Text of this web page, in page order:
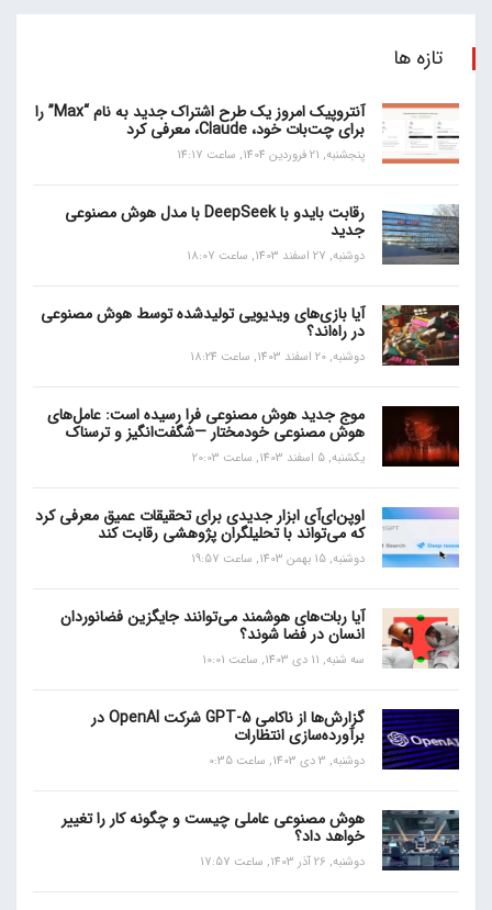
تازه ها
آنتروپیک امروز یک طرح اشتراک جدید به نام “Max” را
برای چت‌بات خود، Claude، معرفی کرد
پنجشنبه, 21 فروردین 1404, ساعت 14:17
رقابت بایدو با DeepSeek با مدل هوش مصنوعی
جدید
دوشنبه, 27 اسفند 1403, ساعت 18:07
آیا بازی‌های ویدیویی تولیدشده توسط هوش مصنوعی
در راه‌اند؟
دوشنبه, 20 اسفند 1403, ساعت 18:24
موج جدید هوش مصنوعی فرا رسیده است: عامل‌های
هوش مصنوعی خودمختار —شگفت‌انگیز و ترسناک
یکشنبه, 5 اسفند 1403, ساعت 20:03
اوپن‌ای‌آی ابزار جدیدی برای تحقیقات عمیق معرفی کرد
که می‌تواند با تحلیلگران پژوهشی رقابت کند
دوشنبه, 15 بهمن 1403, ساعت 19:57
آیا ربات‌های هوشمند می‌توانند جایگزین فضانوردان
انسان در فضا شوند؟
سه شنبه, 11 دی 1403, ساعت 10:01
گزارش‌ها از ناکامی GPT-5 شرکت OpenAI در
برآورده‌سازی انتظارات
دوشنبه, 3 دی 1403, ساعت 0:35
هوش مصنوعی عاملی چیست و چگونه کار را تغییر
خواهد داد؟
دوشنبه, 26 آذر 1403, ساعت 17:57